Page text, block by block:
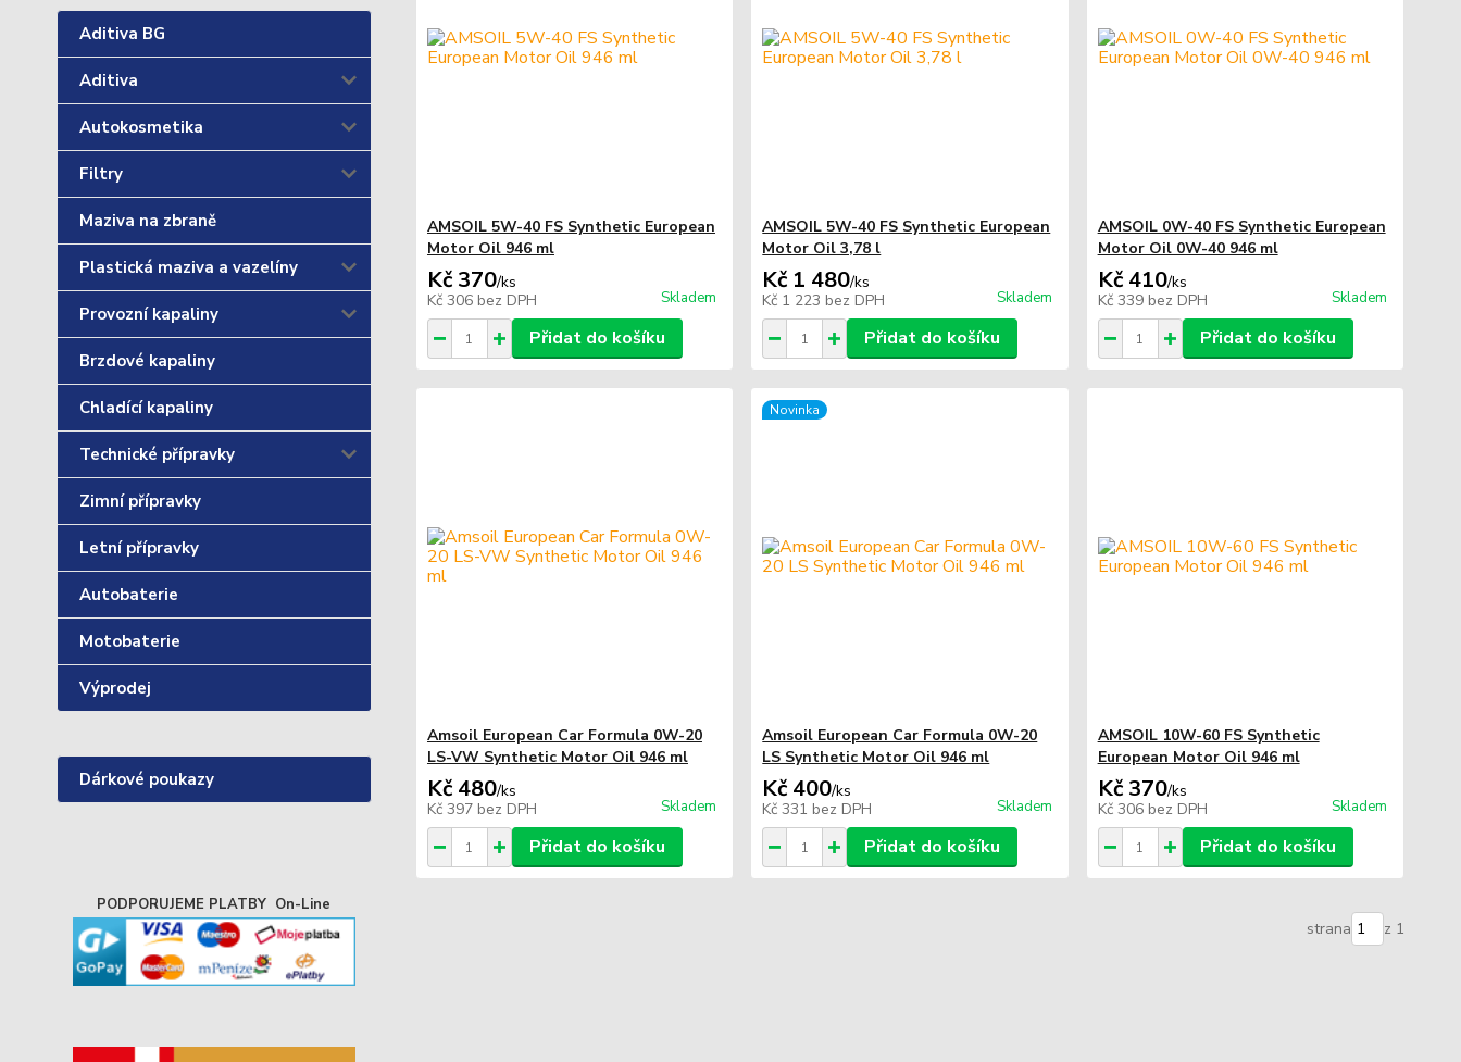
Aditiva BG
Aditiva
Autokosmetika
Filtry
Maziva na zbraně
Plastická maziva a vazelíny
Provozní kapaliny
Brzdové kapaliny
Chladící kapaliny
Technické přípravky
Zimní přípravky
Letní přípravky
Autobaterie
Motobaterie
Výprodej
Dárkové poukazy
PODPORUJEME PLATBY On-Line
AMSOIL 5W-40 FS Synthetic European
Motor Oil 946 ml
Kč 370/ks
Kč 306 bez DPH Skladem
Přidat do košíku
AMSOIL 5W-40 FS Synthetic European
Motor Oil 3,78 l
Kč 1 480/ks
Kč 1 223 bez DPH Skladem
Přidat do košíku
AMSOIL 0W-40 FS Synthetic European
Motor Oil 0W-40 946 ml
Kč 410/ks
Kč 339 bez DPH Skladem
Přidat do košíku
Amsoil European Car Formula 0W-20
LS-VW Synthetic Motor Oil 946 ml
Kč 480/ks
Kč 397 bez DPH Skladem
Přidat do košíku
Novinka
Amsoil European Car Formula 0W-20
LS Synthetic Motor Oil 946 ml
Kč 400/ks
Kč 331 bez DPH Skladem
Přidat do košíku
AMSOIL 10W-60 FS Synthetic
European Motor Oil 946 ml
Kč 370/ks
Kč 306 bez DPH Skladem
Přidat do košíku
strana z 1